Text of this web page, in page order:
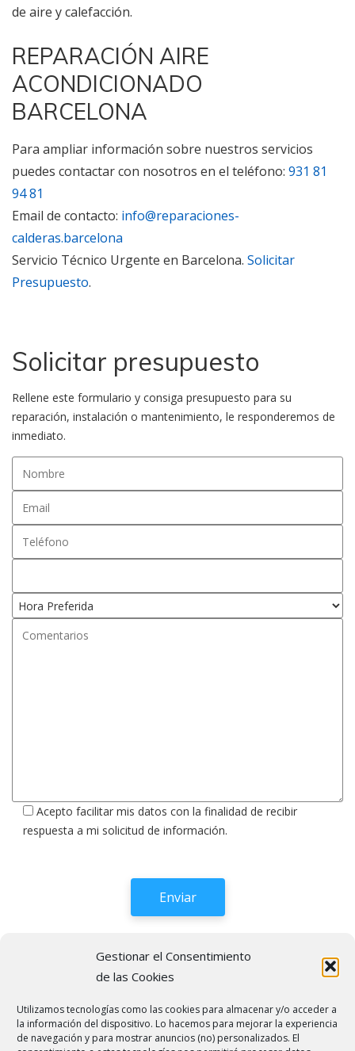
Gestionar el Consentimiento
de las Cookies
Utilizamos tecnologías como las cookies para almacenar y/o acceder a
la información del dispositivo. Lo hacemos para mejorar la experiencia
de navegación y para mostrar anuncios (no) personalizados. El
de aire y calefacción.
REPARACIÓN AIRE
ACONDICIONADO
BARCELONA
Para ampliar información sobre nuestros servicios
puedes contactar con nosotros en el teléfono: 931 81
94 81
Email de contacto: info@reparaciones-
calderas.barcelona
Servicio Técnico Urgente en Barcelona. Solicitar
Presupuesto.
Solicitar presupuesto
Rellene este formulario y consiga presupuesto para su
reparación, instalación o mantenimiento, le responderemos de
inmediato.
Acepto facilitar mis datos con la finalidad de recibir
respuesta a mi solicitud de información.
Síguenos en las Redes
Sociales